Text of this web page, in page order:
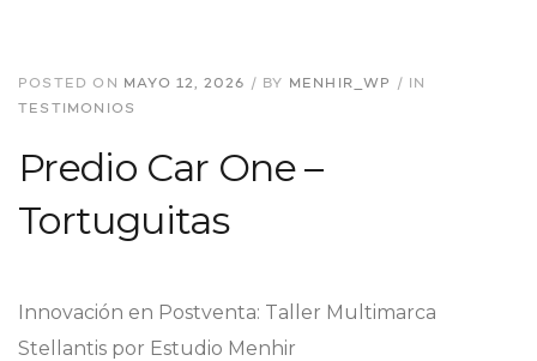
POSTED ON MAYO 12, 2026 / BY MENHIR_WP /
IN
TESTIMONIOS
Predio Car One –
Tortuguitas
Innovación en Postventa: Taller Multimarca
Stellantis por Estudio Menhir